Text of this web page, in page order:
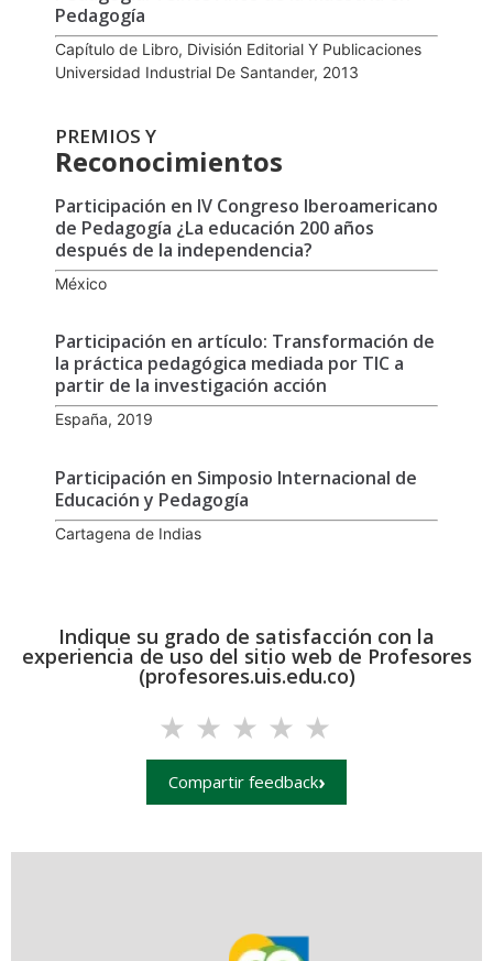
Pedagogía
Capítulo de Libro, División Editorial Y Publicaciones
Universidad Industrial De Santander, 2013
PREMIOS Y
Reconocimientos
Participación en IV Congreso Iberoamericano
de Pedagogía ¿La educación 200 años
después de la independencia?
México
Participación en artículo: Transformación de
la práctica pedagógica mediada por TIC a
partir de la investigación acción
España, 2019
Participación en Simposio Internacional de
Educación y Pedagogía
Cartagena de Indias
Indique su grado de satisfacción con la
experiencia de uso del sitio web de Profesores
(profesores.uis.edu.co)